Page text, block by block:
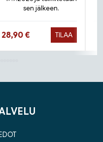
sen jälkeen.
Hinta nyt
28,90 € TILAA